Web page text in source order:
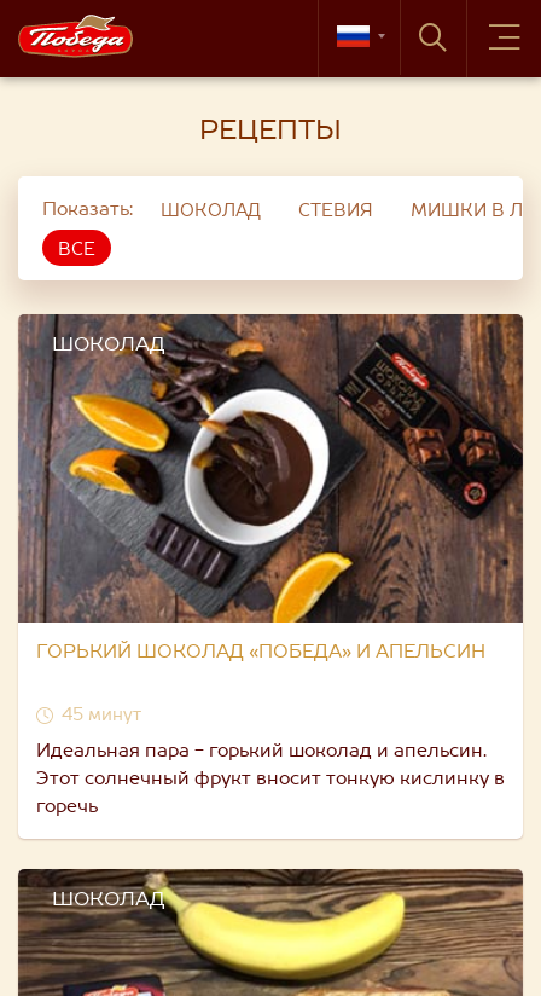
РЕЦЕПТЫ
Показать: ШОКОЛАД СТЕВИЯ МИШКИ В
ВСЕ
ШОКОЛАД
ГОРЬКИЙ ШОКОЛАД «ПОБЕДА» И АПЕЛЬСИН
45 минут
Идеальная пара - горький шоколад и апельсин.
Этот солнечный фрукт вносит тонкую кислинку в
горечь
ШОКОЛАД